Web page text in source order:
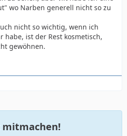
wo Narben generell nicht so zu
nicht so wichtig, wenn ich
habe, ist der Rest kosmetisch,
gewöhnen.
mitmachen!